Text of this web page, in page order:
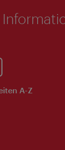
A-Z